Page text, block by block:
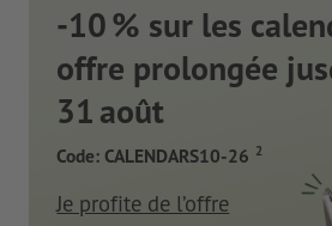
-10 % sur les
offre prolongée
31 août
Code: CALENDARS10-26 2
Je profite de l’offre